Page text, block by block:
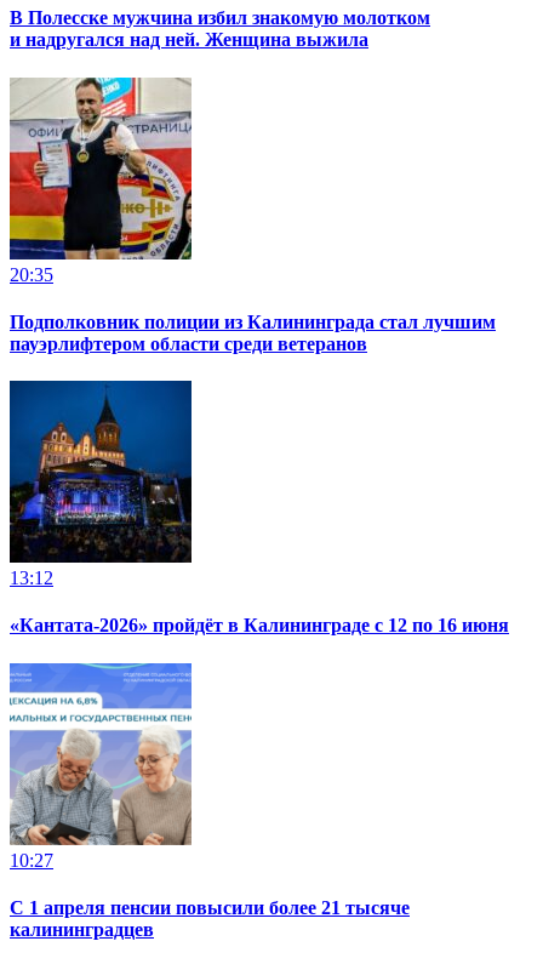
В Полесске мужчина избил знакомую молотком
и надругался над ней. Женщина выжила
20:35
Подполковник полиции из Калининграда стал лучшим
пауэрлифтером области среди ветеранов
13:12
«Кантата-2026» пройдёт в Калининграде с 12 по 16 июня
10:27
С 1 апреля пенсии повысили более 21 тысяче
калининградцев